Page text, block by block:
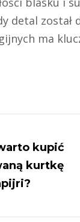
detal
ma
kupić
kurtkę